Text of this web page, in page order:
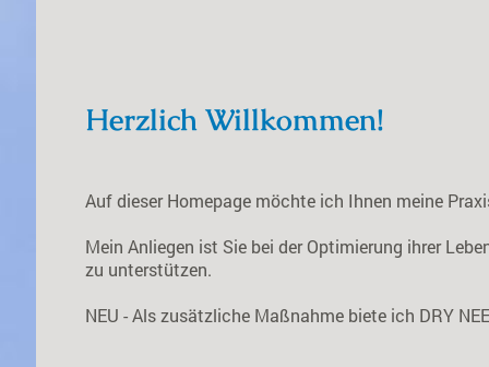
Herzlich Willkommen!
Auf dieser Homepage möchte ich Ihnen meine
Mein Anliegen ist Sie bei der Optimierung ihrer
zu unterstützen.
NEU - Als zusätzliche Maßnahme biete ich DRY